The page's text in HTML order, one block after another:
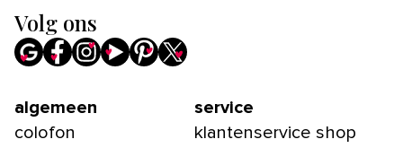
Volg ons
algemeen
colofon
service
klantenservice shop